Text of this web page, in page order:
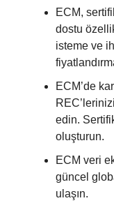
ECM,
dostu
isteme ve
ECM’de
edin.
oluşturun.
ECM veri
güncel
ulaşın.